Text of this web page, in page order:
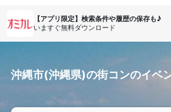
【アプリ限定】 検索条件や履歴の保存も♪
いますぐ無料ダウンロード
沖縄市(沖縄県)の街コンのイベ